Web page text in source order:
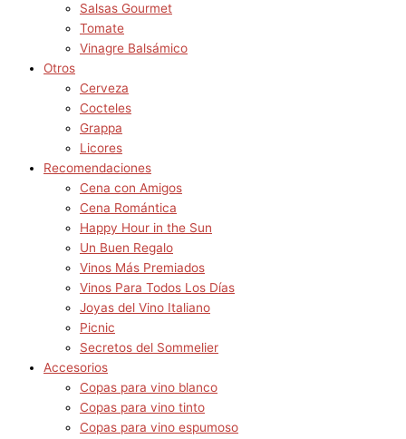
Salsas Gourmet
Tomate
Vinagre Balsámico
Otros
Cerveza
Cocteles
Grappa
Licores
Recomendaciones
Cena con Amigos
Cena Romántica
Happy Hour in the Sun
Un Buen Regalo
Vinos Más Premiados
Vinos Para Todos Los Días
Joyas del Vino Italiano
Picnic
Secretos del Sommelier
Accesorios
Copas para vino blanco
Copas para vino tinto
Copas para vino espumoso